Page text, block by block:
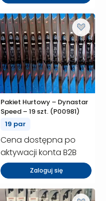
Pakiet Hurtowy – Dynastar
Speed – 19 szt. (P00981)
19 par
Cena dostępna po
aktywacji konta B2B
Zaloguj się